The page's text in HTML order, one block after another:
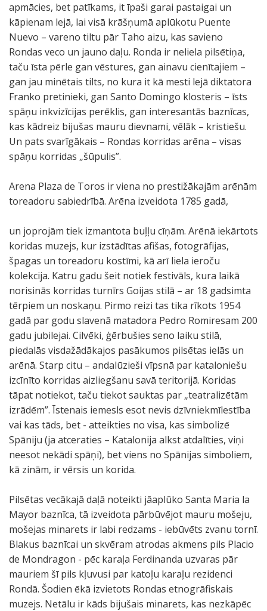
apmācies, bet patīkams, it īpaši garai pastaigai un
kāpienam lejā, lai visā krāšņumā aplūkotu Puente
Nuevo – vareno tiltu pār Taho aizu, kas savieno
Rondas veco un jauno daļu. Ronda ir neliela pilsētiņa,
taču īsta pērle gan vēstures, gan ainavu cienītajiem –
gan jau minētais tilts, no kura it kā mesti lejā diktatora
Franko pretinieki, gan Santo Domingo klosteris – īsts
spāņu inkvizīcijas perēklis, gan interesantās baznīcas,
kas kādreiz bijušas mauru dievnami, vēlāk – kristiešu.
Un pats svarīgākais – Rondas korridas arēna – visas
spāņu korridas „šūpulis”.
Arena Plaza de Toros ir viena no prestižākajām arēnām
toreadoru sabiedrībā. Arēna izveidota 1785 gadā,
un joprojām tiek izmantota buļļu cīņām. Arēnā iekārtots
koridas muzejs, kur izstādītas afišas, fotogrāfijas,
špagas un toreadoru kostīmi, kā arī liela ieroču
kolekcija. Katru gadu šeit notiek festivāls, kura laikā
norisinās korridas turnīrs Goijas stilā – ar 18 gadsimta
tērpiem un noskaņu. Pirmo reizi tas tika rīkots 1954
gadā par godu slavenā matadora Pedro Romiresam 200
gadu jubilejai. Cilvēki, ģērbušies seno laiku stilā,
piedalās visdažādākajos pasākumos pilsētas ielās un
arēnā. Starp citu – andalūzieši vīpsnā par kataloniešu
izcīnīto korridas aizliegšanu savā teritorijā. Koridas
tāpat notiekot, taču tiekot sauktas par „teatralizētām
izrādēm”. Īstenais iemesls esot nevis dzīvniekmīlestība
vai kas tāds, bet - atteikties no visa, kas simbolizē
Spāniju (ja atceraties – Katalonija alkst atdalīties, viņi
neesot nekādi spāņi), bet viens no Spānijas simboliem,
kā zinām, ir vērsis un korida.
Pilsētas vecākajā daļā noteikti jāaplūko Santa Maria la
Mayor baznīca, tā izveidota pārbūvējot mauru mošeju,
mošejas minarets ir labi redzams - iebūvēts zvanu tornī.
Blakus baznīcai un skvēram atrodas akmens pils Placio
de Mondragon - pēc karaļa Ferdinanda uzvaras pār
mauriem šī pils kļuvusi par katoļu karaļu rezidenci
Rondā. Šodien ēkā izvietots Rondas etnogrāfiskais
muzejs. Netālu ir kāds bijušais minarets, kas nezkāpēc